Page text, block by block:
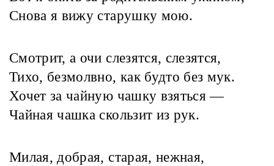
Снова я вижу старушку мою.
Смотрит, а очи слезятся, слезятся,
Тихо, безмолвно, как будто без мук.
Хочет за чайную чашку взяться —
Чайная чашка скользит из рук.
Милая, добрая, старая, нежная,